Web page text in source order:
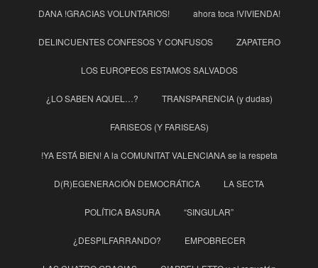
DANA !GRACIAS VOLUNTARIOS! ahora toca !VIVIENDA!
DELINCUENTES CONFESOS Y CONFUSOS ZAPATERO
LOS EUROPEOS ESTAMOS SALVADOS
¿LO SABEN AQUEL…? TRANSPARENCIA (y dudas)
FARISEOS (Y FARISEAS)
!YA ESTÁ BIEN! A la COMUNITAT VALENCIANA se la respeta
D(R)EGENERACIÓN DEMOCRÁTICA LA SECTA
POLÍTICA BASURA “SINGULAR”
¿DESPILFARRANDO? EMPOBRECER